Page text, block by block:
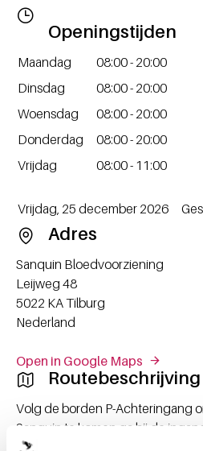
Openingstijden
Dag / Datum
Maandag
08:00 - 20:00
Dinsdag
08:00 - 20:00
Woensdag
08:00 - 20:00
Donderdag
08:00 - 20:00
Vrijdag
08:00 - 11:00
Dag / Datum
Vrijdag, 25 december 2026
Adres
Sanquin Bloedvoorziening
Leijweg 48
5022 KATilburg
Nederland
Open in Google Maps
Routebeschrijving
Volg de borden P-Achteringang
Sanquin te komen ga bij de
binnen.